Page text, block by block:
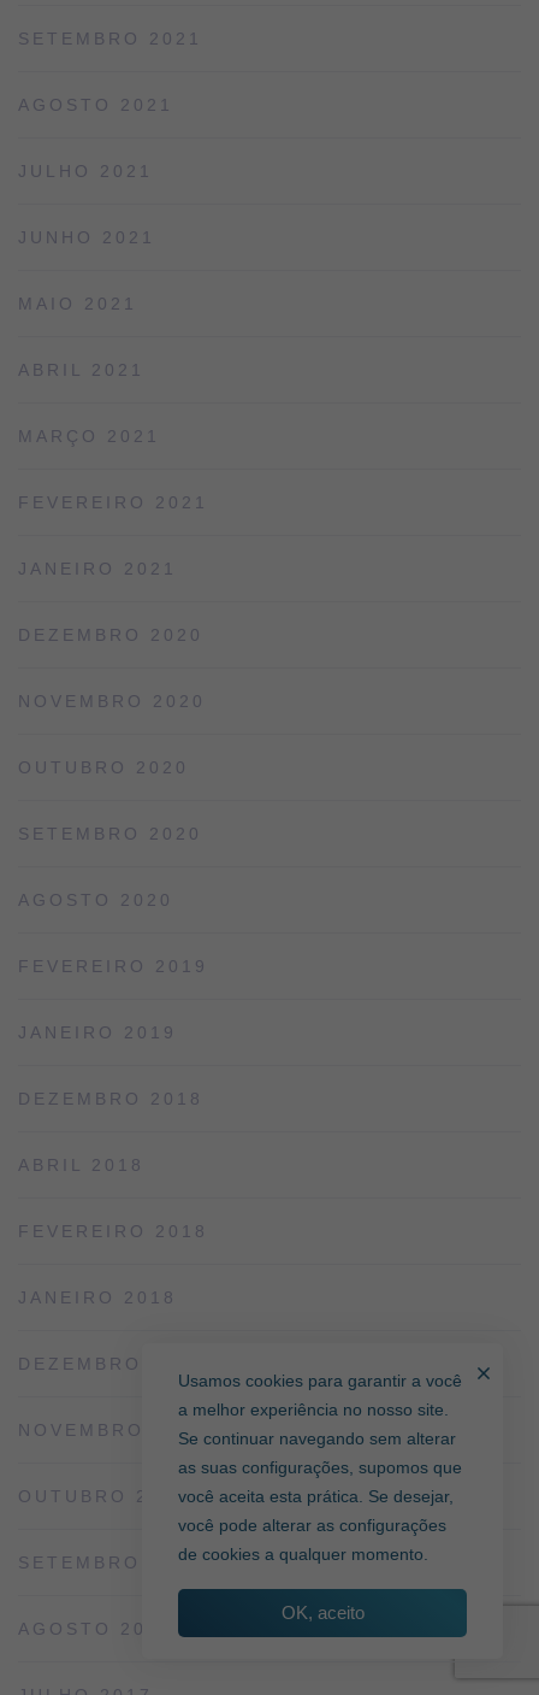
SETEMBRO 2021
AGOSTO 2021
JULHO 2021
JUNHO 2021
MAIO 2021
ABRIL 2021
MARÇO 2021
FEVEREIRO 2021
JANEIRO 2021
DEZEMBRO 2020
NOVEMBRO 2020
OUTUBRO 2020
SETEMBRO 2020
AGOSTO 2020
FEVEREIRO 2019
JANEIRO 2019
DEZEMBRO 2018
ABRIL 2018
FEVEREIRO 2018
JANEIRO 2018
DEZEMBRO 2017
NOVEMBRO 2017
OUTUBRO 2017
SETEMBRO 2017
AGOSTO 2017
Usamos cookies para garantir a você
a melhor experiência no nosso site.
Se continuar navegando sem alterar
as suas configurações, supomos que
você aceita esta prática. Se desejar,
você pode alterar as configurações
de cookies a qualquer momento.
OK, aceito